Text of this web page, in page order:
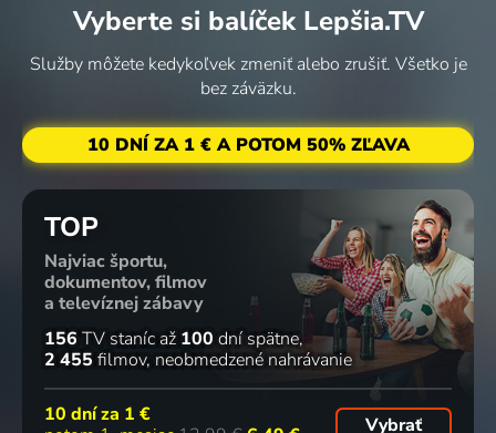
2025 | Varenie
Flavortown:
jídel
Varenie
Vyřazeni:
Varenie
Lukáše
Neckáře
72%
5 dielov
Alex proti
Americe
5 dielov
Dobroty
Sofie
Dahlové
Varenie
79
24 za 24:
Poslední
kuchař
vyhrává III:
Čtvrtá
směna
2024 | Varenie, Reality TV
11 dielov
Buchty po
ránu
Varenie
54 dielov 39 dielov 28 dielov 5 dielov
Vyberte si balíček Lepšia.TV
Služby môžete kedykoľvek zmeniť alebo zrušiť. Všetko je
bez záväzku.
10 DNÍ ZA 1 € A POTOM 50% ZĽAVA
TOP
Najviac športu,
dokumentov, filmov
a televíznej zábavy
156 TV staníc až 100 dní spätne
2 455 filmov neobmedzené nahrávanie
10 dní za 1 €
Vybrať